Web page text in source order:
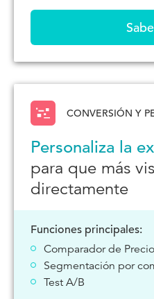
CONVERSIÓN Y
Personaliza la
para que más
directamente
Funciones principales:
Comparador de
Segmentación por
Test A/B